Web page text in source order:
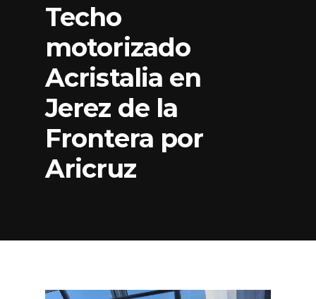
Techo
motorizado
Acristalia en
Jerez de la
Frontera por
Aricruz